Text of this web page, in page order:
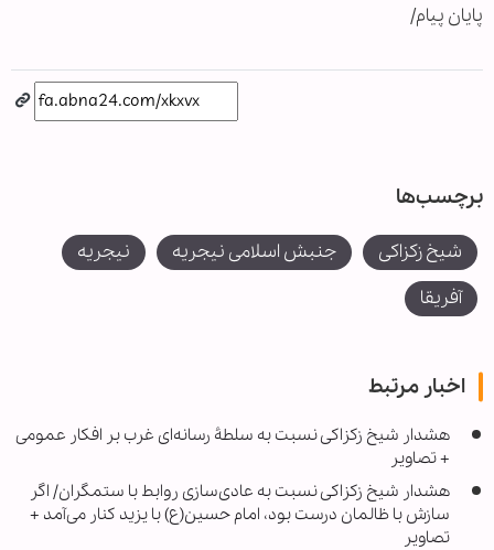
پایان پیام/
برچسب‌ها
شیخ زکزاکی جنبش اسلامی نیجریه
نیجریه
آفریقا
اخبار مرتبط
هشدار شیخ زکزاکی نسبت به سلطۀ رسانه‌ای غرب بر افکار عمومی
+ تصاویر
هشدار شیخ زکزاکی نسبت به عادی‌سازی روابط با ستمگران/ اگر
سازش با ظالمان درست بود، امام حسین(ع) با یزید کنار می‌آمد +
تصاویر